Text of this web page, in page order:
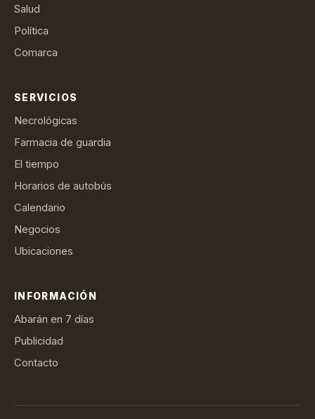
Salud
Política
Comarca
SERVICIOS
Necrológicas
Farmacia de guardia
El tiempo
Horarios de autobús
Calendario
Negocios
Ubicaciones
INFORMACIÓN
Abarán en 7 días
Publicidad
Contacto